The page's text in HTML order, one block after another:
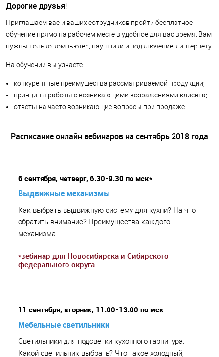
Дорогие друзья!
Приглашаем вас и ваших сотрудников пройти бесплатное
обучение прямо на рабочем месте в удобное для вас время. Вам
нужны только компьютер, наушники и подключение к интернету.
На обучении вы узнаете:
конкурентные преимущества рассматриваемой продукции;
принципы работы с возникающими возражениями клиента;
ответы на часто возникающие вопросы при продаже.
Расписание онлайн вебинаров на сентябрь 2018 года
6 сентября, четверг, 6.30-9.30 по мск*
Выдвижные механизмы
Как выбрать выдвижную систему для кухни? На что
обратить внимание? Преимущества каждого
механизма.
*вебинар для Новосибирска и Сибирского
федерального округа
11 сентября, вторник, 11.00-13.00 по мск
Мебельные светильники
Светильники для подсветки кухонного гарнитура.
Какой светильник выбрать? Что такое холодный,